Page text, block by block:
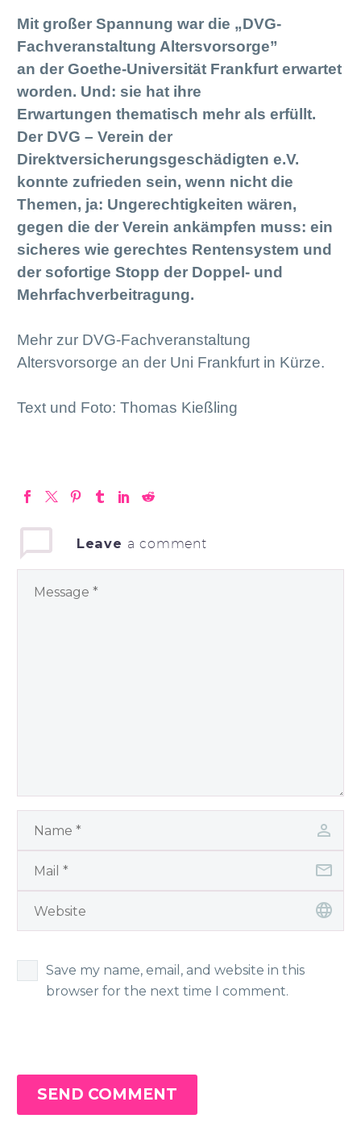
Mit großer Spannung war die „DVG-
Fachveranstaltung Altersvorsorge”
an der Goethe-Universität Frankfurt erwartet
worden. Und: sie hat ihre
Erwartungen thematisch mehr als erfüllt.
Der DVG – Verein der
Direktversicherungsgeschädigten e.V.
konnte zufrieden sein, wenn nicht die
Themen, ja: Ungerechtigkeiten wären,
gegen die der Verein ankämpfen muss: ein
sicheres wie gerechtes Rentensystem und
der sofortige Stopp der Doppel- und
Mehrfachverbeitragung.
Mehr zur DVG-Fachveranstaltung
Altersvorsorge an der Uni Frankfurt in Kürze.
Text und Foto: Thomas Kießling
Leave a comment
Save my name, email, and website in this
browser for the next time I comment.
SEND COMMENT